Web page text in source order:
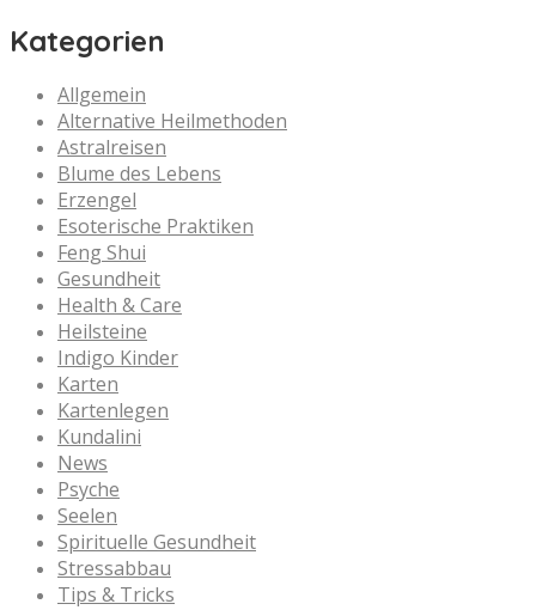
Kategorien
Allgemein
Alternative Heilmethoden
Astralreisen
Blume des Lebens
Erzengel
Esoterische Praktiken
Feng Shui
Gesundheit
Health & Care
Heilsteine
Indigo Kinder
Karten
Kartenlegen
Kundalini
News
Psyche
Seelen
Spirituelle Gesundheit
Stressabbau
Tips & Tricks